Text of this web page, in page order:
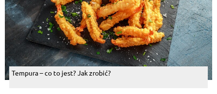
Tempura – co to jest? Jak zrobić?